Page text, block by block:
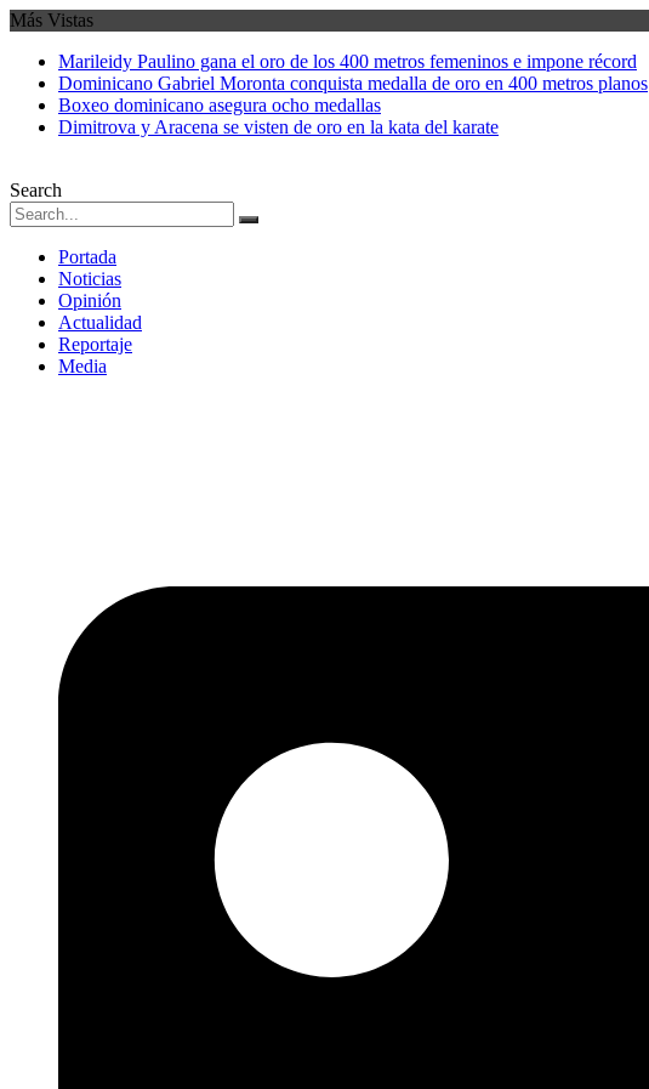
Más Vistas
Marileidy Paulino gana el oro de los 400 metros femeninos e impone récord
Dominicano Gabriel Moronta conquista medalla de oro en 400 metros planos
Boxeo dominicano asegura ocho medallas
Dimitrova y Aracena se visten de oro en la kata del karate
Search
Portada
Noticias
Opinión
Actualidad
Reportaje
Media